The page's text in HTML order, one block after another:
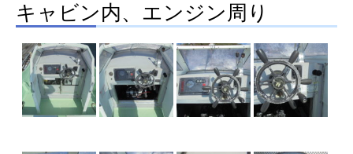
キャビン内、エンジン周り